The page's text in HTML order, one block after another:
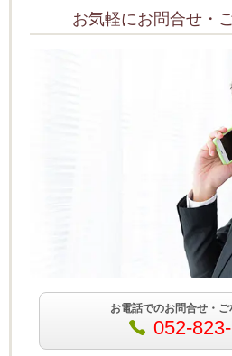
お気軽にお問合せ・
お電話でのお問合せ・
052-